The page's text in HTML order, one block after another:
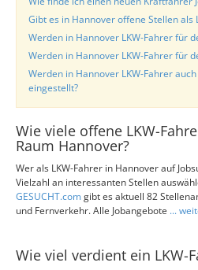
Gibt es in Hannover offene Stellen als
Werden in Hannover LKW-Fahrer für
Werden in Hannover LKW-Fahrer für
Werden in Hannover LKW-Fahrer
eingestellt?
Wie viele offene LKW-
Raum Hannover?
Wer als LKW-Fahrer in Hannover auf
Vielzahl an interessanten Stellen
GESUCHT.comgibt es aktuell 82
und Fernverkehr. Alle Jobangebote ...
Wie viel verdient ein LKW-